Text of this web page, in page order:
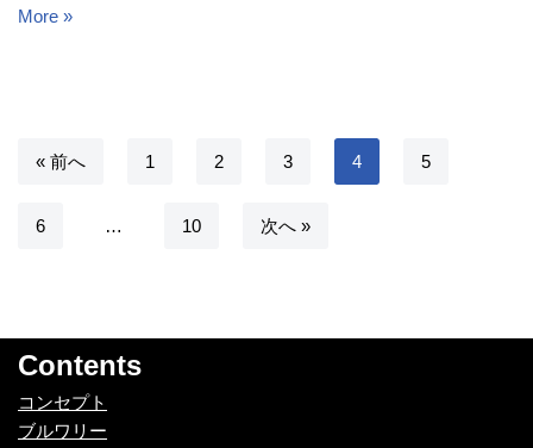
More »
« 前へ 1 2 3 4 5
6 … 10 次へ »
Contents
コンセプト
ブルワリー